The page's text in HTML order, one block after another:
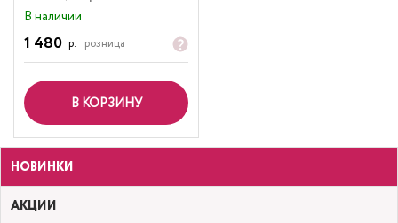
В наличии
1 480 р. розница
В КОРЗИНУ
НОВИНКИ
АКЦИИ